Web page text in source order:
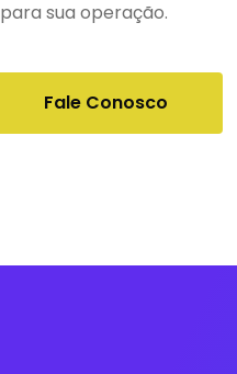
para sua operação.
Fale Conosco